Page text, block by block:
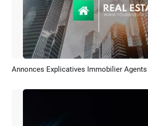
Aperçu Créer IA
Annonces Explicatives Immobilier